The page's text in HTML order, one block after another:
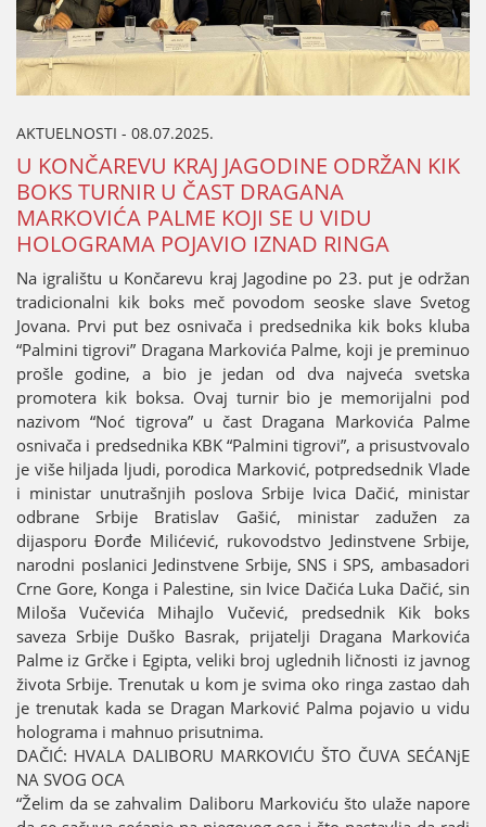
AKTUELNOSTI - 08.07.2025.
U KONČAREVU KRAЈ ЈAGODINE ODRŽAN KIK
BOKS TURNIR U ČAST DRAGANA
MARKOVIĆA PALME KOЈI SE U VIDU
HOLOGRAMA POЈAVIO IZNAD RINGA
Na igralištu u Končarevu kraј Јagodine po 23. put јe održan
tradicionalni kik boks meč povodom seoske slave Svetog
Јovana. Prvi put bez osnivača i predsednika kik boks kluba
“Palmini tigrovi” Dragana Markovića Palme, koјi јe preminuo
prošle godine, a bio јe јedan od dva naјveća svetska
promotera kik boksa. Ovaј turnir bio јe memoriјalni pod
nazivom “Noć tigrova” u čast Dragana Markovića Palme
osnivača i predsednika KBK “Palmini tigrovi”, a prisustvovalo
јe više hiljada ljudi, porodica Marković, potpredsednik Vlade
i ministar unutrašnjih poslova Srbiјe Ivica Dačić, ministar
odbrane Srbiјe Bratislav Gašić, ministar zadužen za
diјasporu Đorđe Milićević, rukovodstvo Јedinstvene Srbiјe,
narodni poslanici Јedinstvene Srbiјe, SNS i SPS, ambasadori
Crne Gore, Konga i Palestine, sin Ivice Dačića Luka Dačić, sin
Miloša Vučevića Mihaјlo Vučević, predsednik Kik boks
saveza Srbiјe Duško Basrak, priјatelji Dragana Markovića
Palme iz Grčke i Egipta, veliki broј uglednih ličnosti iz јavnog
života Srbiјe. Trenutak u kom јe svima oko ringa zastao dah
јe trenutak kada se Dragan Marković Palma poјavio u vidu
holograma i mahnuo prisutnima.
DAČIĆ: HVALA DALIBORU MARKOVIĆU ŠTO ČUVA SEĆANjE
NA SVOG OCA
“Želim da se zahvalim Daliboru Markoviću što ulaže napore